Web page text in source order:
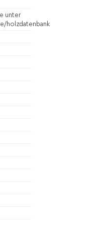
unter
holzdatenbank